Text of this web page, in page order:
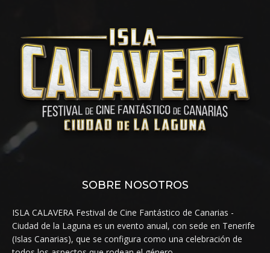
SOBRE NOSOTROS
ISLA CALAVERA Festival de Cine Fantástico de Canarias -
Ciudad de la Laguna es un evento anual, con sede en Tenerife
(Islas Canarias), que se configura como una celebración de